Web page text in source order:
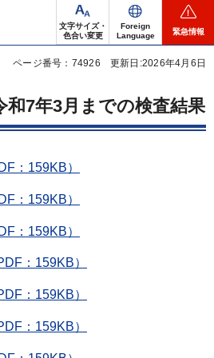
文字サイズ・
色合い変更
Foreign
Language
緊急情報
ページ番号：74926 更新日:2026年4月6日
和7年3月までの検査結果
：159KB）
：159KB）
：159KB）
：159KB）
：159KB）
：159KB）